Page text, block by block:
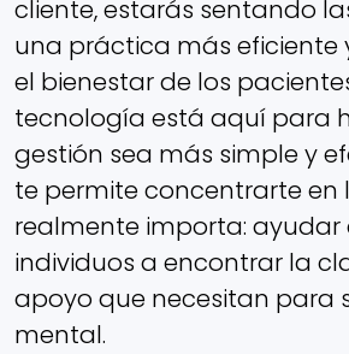
cliente, estarás sentando
una práctica más eficiente
el bienestar de los
tecnología está aquí para
gestión sea más simple y
te permite concentrarte en
realmente importa: ayudar
individuos a encontrar la
apoyo que necesitan para
mental.